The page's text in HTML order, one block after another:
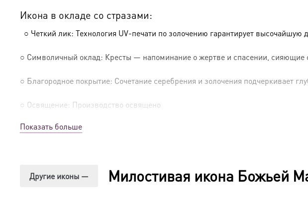
Икона в окладе со стразами:
○ Четкий лик: Технология UV-печати по золочению гарантирует высочайшую
○ Символичный оклад: Кресты — напоминание о жертве и спасении,
○ Благородное покрытие: Сочетание серебрения и золочения подчеркивает
○ Освящение: Производство освящено
○ Натуральное дерево: Каждый киот изготавливается вручную из массива
Показать больше
Другие иконы — Милостивая икона Божьей